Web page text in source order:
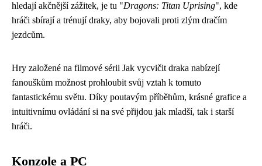
hledají akčnější zážitek, je tu "Dragons: Titan Uprising", kde
hráči sbírají a trénují draky, aby bojovali proti zlým dračím
jezdcům.
Hry založené na filmové sérii Jak vycvičit draka nabízejí
fanouškům možnost prohloubit svůj vztah k tomuto
fantastickému světu. Díky poutavým příběhům, krásné grafice a
intuitivnímu ovládání si na své přijdou jak mladší, tak i starší
hráči.
Konzole a PC